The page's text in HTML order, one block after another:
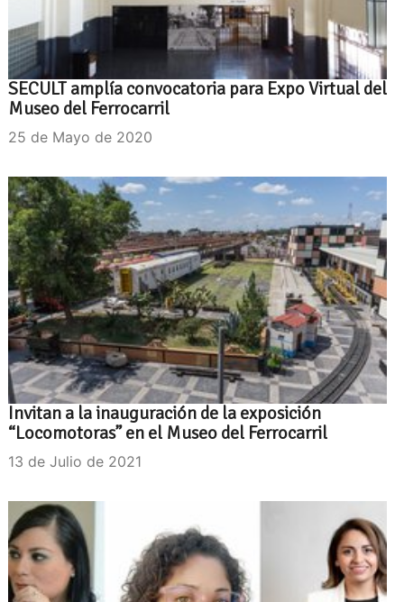
SECULT amplía convocatoria para Expo Virtual del
Museo del Ferrocarril
25 de Mayo de 2020
Invitan a la inauguración de la exposición
“Locomotoras” en el Museo del Ferrocarril
13 de Julio de 2021